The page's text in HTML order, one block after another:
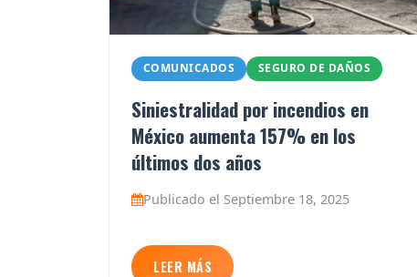
COMUNICADOS SEGURO DE DAÑOS
Siniestralidad por incendios en
México aumenta 157% en los
últimos dos años
Publicado el Septiembre 18, 2025
LEER MÁS